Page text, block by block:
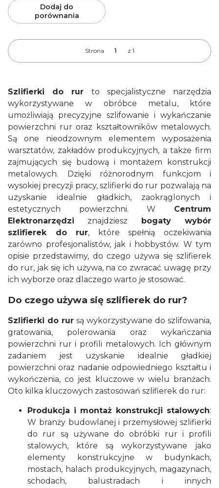
Dodaj do
porównania
Strona z 1
Szlifierki do rur to specjalistyczne narzędzia
wykorzystywane w obróbce metalu, które
umożliwiają precyzyjne szlifowanie i wykańczanie
powierzchni rur oraz kształtowników metalowych.
Są one nieodzownym elementem wyposażenia
warsztatów, zakładów produkcyjnych, a także firm
zajmujących się budową i montażem konstrukcji
metalowych. Dzięki różnorodnym funkcjom i
wysokiej precyzji pracy, szlifierki do rur pozwalają na
uzyskanie idealnie gładkich, zaokrąglonych i
estetycznych powierzchni. W Centrum
Elektronarzędzi znajdziesz bogaty wybór
szlifierek do rur, które spełnią oczekiwania
zarówno profesjonalistów, jak i hobbystów. W tym
opisie przedstawimy, do czego używa się szlifierek
do rur, jak się ich używa, na co zwracać uwagę przy
ich wyborze oraz dlaczego warto je stosować.
Do czego używa się szlifierek do rur?
Szlifierki do rur są wykorzystywane do szlifowania,
gratowania, polerowania oraz wykańczania
powierzchni rur i profili metalowych. Ich głównym
zadaniem jest uzyskanie idealnie gładkiej
powierzchni oraz nadanie odpowiedniego kształtu i
wykończenia, co jest kluczowe w wielu branżach.
Oto kilka kluczowych zastosowań szlifierek do rur:
Produkcja i montaż konstrukcji stalowych:
W branży budowlanej i przemysłowej szlifierki
do rur są używane do obróbki rur i profili
stalowych, które są wykorzystywane jako
elementy konstrukcyjne w budynkach,
mostach, halach produkcyjnych, magazynach,
schodach, balustradach i innych